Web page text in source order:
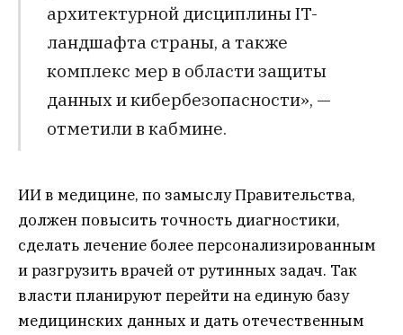
архитектурной дисциплины IT-
ландшафта страны, а также
комплекс мер в области защиты
данных и кибербезопасности», —
отметили в кабмине.
ИИ в медицине, по замыслу Правительства,
должен повысить точность диагностики,
сделать лечение более персонализированным
и разгрузить врачей от рутинных задач. Так
власти планируют перейти на единую базу
медицинских данных и дать отечественным